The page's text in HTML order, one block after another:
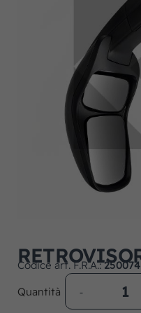
Codice art. F.R.A.:
Quantità